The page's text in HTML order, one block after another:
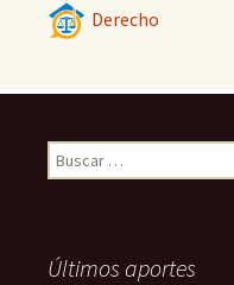
Derecho
Buscar:
Últimos aportes